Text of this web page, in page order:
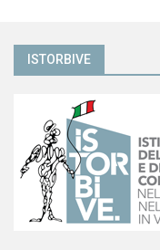
ISTORBIVE